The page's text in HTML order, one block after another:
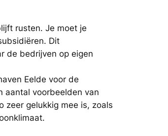
rusten. Je moet je
Dit
de bedrijven op eigen
Eelde voor de
aantal voorbeelden van
zeer gelukkig mee is, zoals